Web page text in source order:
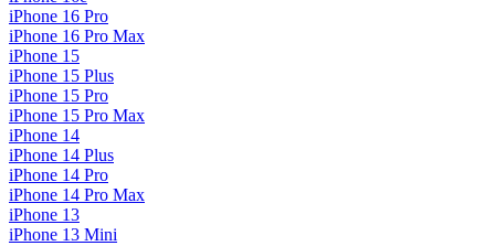
iPhone 16 Pro
iPhone 16 Pro Max
iPhone 15
iPhone 15 Plus
iPhone 15 Pro
iPhone 15 Pro Max
iPhone 14
iPhone 14 Plus
iPhone 14 Pro
iPhone 14 Pro Max
iPhone 13
iPhone 13 Mini